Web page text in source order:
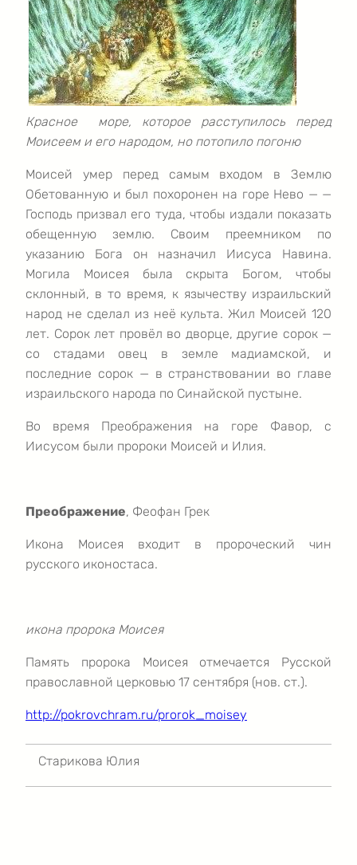
Красное море, которое расступилось перед
Моисеем и его народом, но потопило погоню
Моисей умер перед самым входом в Землю
Обетованную и был похоронен на горе Нево — —
Господь призвал его туда, чтобы издали показать
обещенную землю. Своим преемником по
указанию Бога он назначил Иисуса Навина.
Могила Моисея была скрыта Богом, чтобы
склонный, в то время, к язычеству израильский
народ не сделал из неё культа. Жил Моисей 120
лет. Сорок лет провёл во дворце, другие сорок —
со стадами овец в земле мадиамской, и
последние сорок — в странствовании во главе
израильского народа по Синайской пустыне.
Во время Преображения на горе Фавор, с
Иисусом были пророки Моисей и Илия.
Преображение, Феофан Грек
Икона Моисея входит в пророческий чин
русского иконостаса.
икона пророка Моисея
Память пророка Моисея отмечается Русской
православной церковью 17 сентября (нов. ст.).
http://pokrovchram.ru/prorok_moisey
Старикова Юлия